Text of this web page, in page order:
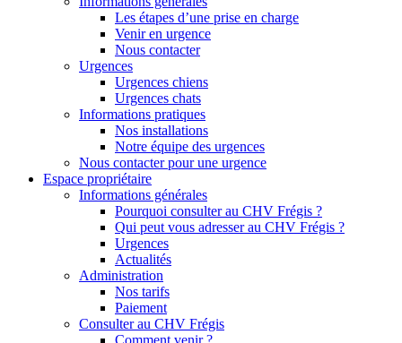
Les étapes d’une prise en charge
Venir en urgence
Nous contacter
Urgences
Urgences chiens
Urgences chats
Informations pratiques
Nos installations
Notre équipe des urgences
Nous contacter pour une urgence
Espace propriétaire
Informations générales
Pourquoi consulter au CHV Frégis ?
Qui peut vous adresser au CHV Frégis ?
Urgences
Actualités
Administration
Nos tarifs
Paiement
Consulter au CHV Frégis
Comment venir ?